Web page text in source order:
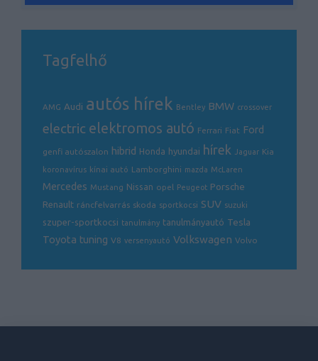
Tagfelhő
AMG Audi autós hírek Bentley BMW crossover
electric elektromos autó Ferrari Fiat Ford
genfi autószalon hibrid Honda hyundai hírek Jaguar Kia
koronavírus kínai autó Lamborghini mazda McLaren
Mercedes Mustang Nissan opel Peugeot Porsche
Renault ráncfelvarrás skoda sportkocsi SUV suzuki
szuper-sportkocsi tanulmány tanulmányautó Tesla
Toyota tuning V8 versenyautó Volkswagen Volvo